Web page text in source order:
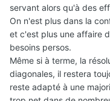
servant alors qu'à des
On n'est plus dans la
et c'est plus une affaire
besoins persos.
Même si à terme, la
diagonales, il restera
reste adapté à une